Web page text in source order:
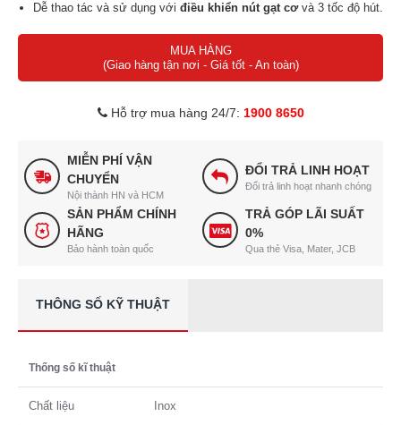
Dễ thao tác và sử dụng với điều khiển nút gạt cơvà 3 tốc độ hút.
MUA HÀNG
(Giao hàng tận nơi - Giá tốt - An toàn)
Hỗ trợ mua hàng 24/7: 1900 8650
MIỄN PHÍ VẬN
CHUYỂN
Nội thành HN và HCM
ĐỔI TRẢ LINH HOẠT
Đổi trả linh hoạt nhanh chóng
SẢN PHẨM CHÍNH
HÃNG
Bảo hành toàn quốc
TRẢ GÓP LÃI SUẤT
0%
Qua thẻ Visa, Mater, JCB
THÔNG SỐ KỸ THUẬT
Thống số kĩ thuật
Chất liệu Inox